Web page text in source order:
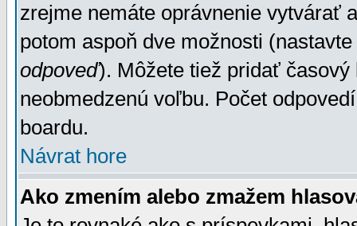
zrejme nemáte oprávnenie vytvárať
potom aspoň dve možnosti
odpoveď). Môžete tiež pridať
neobmedzenú voľbu. Počet
boardu.
Návrat hore
Ako zmením alebo zmažem